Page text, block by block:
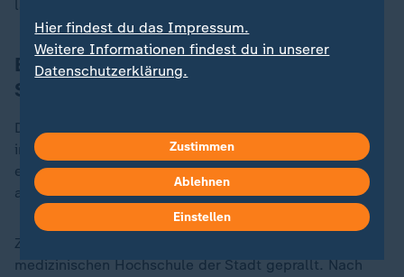
laufenden Untersuchungen verrichten.
Boeing 787-8 prallte gegen
Studentenwohnheim
Die Maschine war kurz nach dem Start vom Flughafen
in Ahmedabad im westlichen Bundesstaat Gujarat auf
ein Wohngebiet gestürzt und in einem Feuerball
aufgegangen.
Zuvor war sie gegen ein Studentenwohnheim der
medizinischen Hochschule der Stadt geprallt. Nach
Hier findest du das Impressum.
Weitere Informationen findest du in unserer
Datenschutzerklärung.
Zustimmen
Ablehnen
Einstellen